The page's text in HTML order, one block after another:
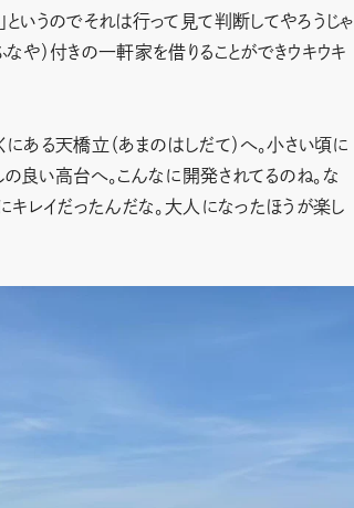
いうのでそれは行って見て判断してやろうじゃ
や）付きの一軒家を借りることができウキウキ
ある天橋立（あまのはしだて）へ。小さい頃に
良い高台へ。こんなに開発されてるのね。な
キレイだったんだな。大人になったほうが楽し